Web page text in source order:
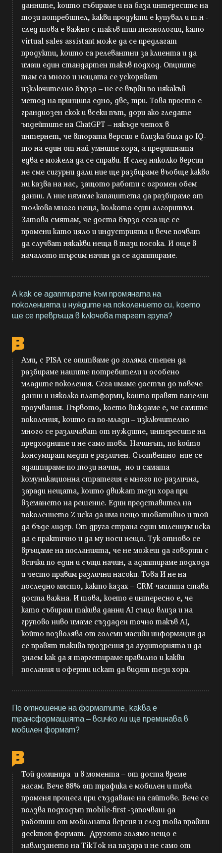
данните, които събираме и на база интересите на
този потребител, какви продукти е купувал и т.н -
след това е важно с такъв тип технология, като
virtual sales assistant може да се предлагат
продукти, които са релевантни за клиента и да
имаш един стандартен такъв подход. Опциите
там са много и нещата се ускоряват
изключително бързо – не се върви по някакъв
метод на принципа едно, две, три. Това просто е
грандиозен скок и всеки път, дори ако гледате
ъпдейтите на ChatGPT – някъде четох в
интернет, че втората версия е близка била до IQ-
то на един от най-умните хорa, a предишната
едва е можела да се справи. И след няколко версии
не сме сигурни дали ние ще разбираме въобще какво
ни казва на нас, защото работи с огромен обем
данни. А ние нямаме капацитета да разбираме от
толкова много неща, колкото един алгоритъм.
Затова смятам, че доста бързо сега ще се
промени като цяло и индустрията и вече почват
да случват някакви неща в тази посока. И още в
началото търсим начин да се адаптираме.
А как се адаптирате към промяната на
поколенията и нуждите на поколението си, което
ще се превръща в ключова таргет група?
Ами, с PISA се опитваме до голяма степен да
разбираме нашите потребители и особено
младите поколения. Сега имаме достъп до повече
данни и няколко платформи, които правят панелни
проучвания. Първото, което виждаме е, че самите
поколения, които са по-млади – изключително
много се различават от нуждите, интересите на
предходните и не само това. Начинът, по който
консумират медии е различен. Съответно ние се
адаптираме по този начин, но и самата
комуникационна стратегия е много по-различна,
заради нещата, които движат тези хора при
вземането на решение. Един представител на
поколението Z иска да има нещо иновативно и той
да бъде лидер. От друга страна един милениум иска
да е практично и да му носи нещо. Тук отново се
връщаме на посланията, че не можеш да говориш с
всички по един и същи начин, а адаптираме подхода
и често правим различни насоки. Това И не на
последно място, както казах – CRM-частта става
доста важна. И това, което е интересно е, че
като събираш такива данни AI също влиза и на
групово ниво имаме създаден точно такъв AI,
който позволява от големи масиви информация да
се правят такива прозрения за аудиторията и да
знаем как да я таргетираме правилно и какви
послания и оферти искат да видят тези хора.
По отношение на форматите, каква е
трансформацията – всичко ли ще преминава в
мобилен формат?
Той доминира и в момента – от доста време
насам. Вече 88% от трафика е мобилен и това
променя процеса при създаване на сайтове. Вече се
ползва подходът mobile-first -започваш да
работиш от мобилната версия и след това правиш
десктоп формат. Другото голямо нещо е
навлизането на TikTok на пазара и не само от